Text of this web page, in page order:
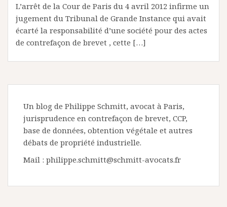
L’arrêt de la Cour de Paris du 4 avril 2012 infirme un
jugement du Tribunal de Grande Instance qui avait
écarté la responsabilité d’une société pour des actes
de contrefaçon de brevet , cette […]
Un blog de Philippe Schmitt, avocat à Paris,
jurisprudence en contrefaçon de brevet, CCP,
base de données, obtention végétale et autres
débats de propriété industrielle.
Mail : philippe.schmitt@schmitt-avocats.fr